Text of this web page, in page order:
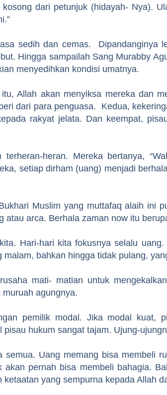
dari petunjuk (hidayah- Nya).
sedih dan cemas. Dipandanginya
Hingga sampailah Sang Murabby
menyedihkan kondisi umatnya.
Allah akan menyiksa mereka dan
dari para penguasa. Kedua,
rakyat jelata. Dan keempat,
heran. Mereka bertanya,
setiap dirham (uang) menjadi
Muslim yang muttafaq alaih ini
atau arca. Berhala zaman now itu
Hari-hari kita fokusnya selalu
bahkan hingga tidak pulang,
mati- matian untuk
agungnya.
pemilik modal. Jika modal kuat,
hukum sangat tajam. Ujung-
Uang memang bisa membeli
pernah bisa membeli bahagia.
ketaatan yang sempurna kepada Allah